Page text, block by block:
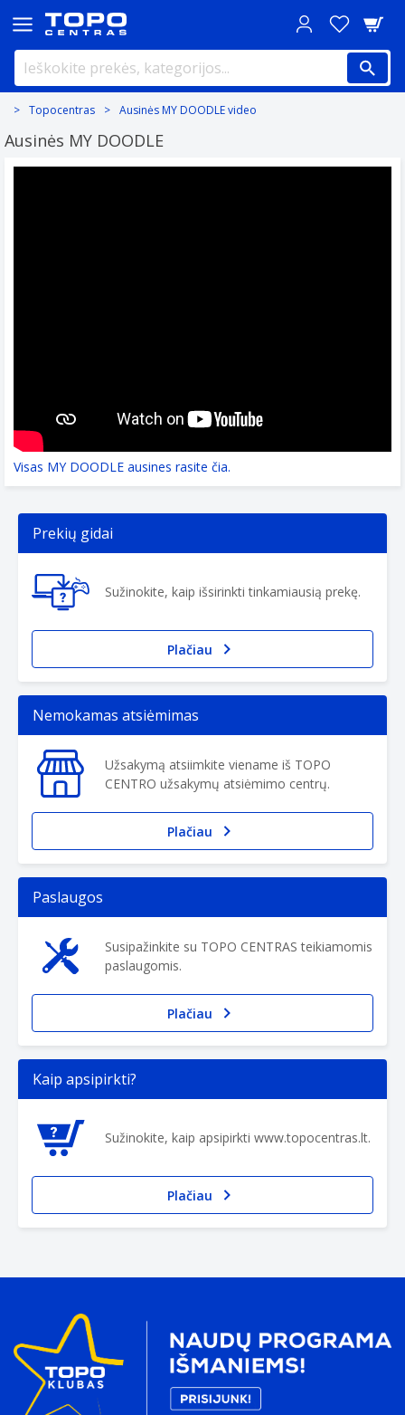
Topocentras Ausinės MY DOODLE video
Ausinės MY DOODLE
Visas MY DOODLE ausines rasite čia.
Prekių gidai
Sužinokite, kaip išsirinkti tinkamiausią prekę.
Plačiau
Nemokamas atsiėmimas
Užsakymą atsiimkite viename iš TOPO
CENTRO užsakymų atsiėmimo centrų.
Plačiau
Paslaugos
Susipažinkite su TOPO CENTRAS teikiamomis
paslaugomis.
Plačiau
Kaip apsipirkti?
Sužinokite, kaip apsipirkti www.topocentras.lt.
Plačiau